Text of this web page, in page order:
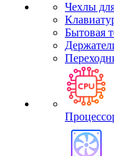
Чехлы
Бытовая